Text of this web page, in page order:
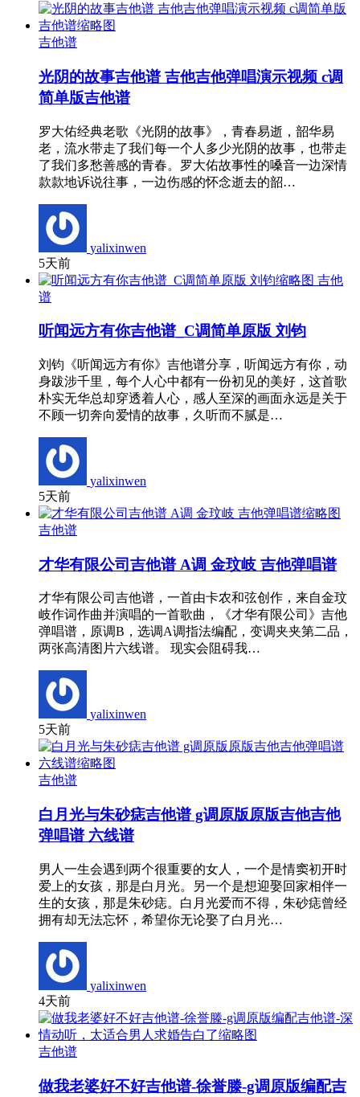
吉他谱
光阴的故事吉他谱 吉他吉他弹唱演示视频 c调
简单版吉他谱
罗大佑经典老歌《光阴的故事》，青春易逝，韶华易
老，流水带走了我们每一个人多少光阴的故事，也带走
了我们多愁善感的青春。罗大佑故事性的嗓音一边深情
款款地诉说往事，一边伤感的怀念逝去的韶…
yalixinwen
5天前
吉他
谱
听闻远方有你吉他谱_C调简单原版 刘钧
刘钧《听闻远方有你》吉他谱分享，听闻远方有你，动
身跋涉千里，每个人心中都有一份初见的美好，这首歌
朴实无华总却穿透着人心，感人至深的画面永远是关于
不顾一切奔向爱情的故事，久听而不腻是…
yalixinwen
5天前
吉他谱
才华有限公司吉他谱 A调 金玟岐 吉他弹唱谱
才华有限公司吉他谱，一首由卡农和弦创作，来自金玟
岐作词作曲并演唱的一首歌曲，《才华有限公司》吉他
弹唱谱，原调B，选调A调指法编配，变调夹夹第二品，
两张高清图片六线谱。 现实会阻碍我…
yalixinwen
5天前
吉他谱
白月光与朱砂痣吉他谱 g调原版原版吉他吉他
弹唱谱 六线谱
男人一生会遇到两个很重要的女人，一个是情窦初开时
爱上的女孩，那是白月光。另一个是想迎娶回家相伴一
生的女孩，那是朱砂痣。白月光爱而不得，朱砂痣曾经
拥有却无法忘怀，希望你无论娶了白月光…
yalixinwen
4天前
吉他谱
做我老婆好不好吉他谱-徐誉滕-g调原版编配吉